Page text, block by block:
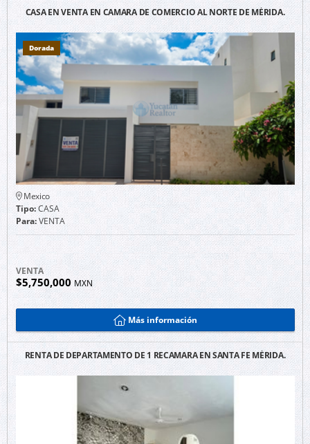
CASA EN VENTA EN CAMARA DE COMERCIO AL NORTE DE MÉRIDA.
Dorada
Mexico
Tipo:CASA
Para:VENTA
VENTA
$5,750,000 MXN
Más información
RENTA DE DEPARTAMENTO DE 1 RECAMARA EN SANTA FE MÉRIDA.